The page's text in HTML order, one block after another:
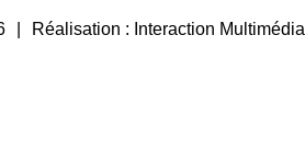
Réalisation : Interaction Multimédia